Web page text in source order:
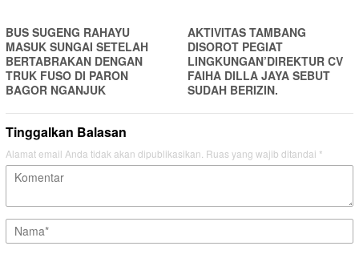
BUS SUGENG RAHAYU
MASUK SUNGAI SETELAH
BERTABRAKAN DENGAN
TRUK FUSO DI PARON
BAGOR NGANJUK
AKTIVITAS TAMBANG
DISOROT PEGIAT
LINGKUNGAN’DIREKTUR CV
FAIHA DILLA JAYA SEBUT
SUDAH BERIZIN.
Tinggalkan Balasan
Alamat email Anda tidak akan dipublikasikan. Ruas yang wajib ditandai *